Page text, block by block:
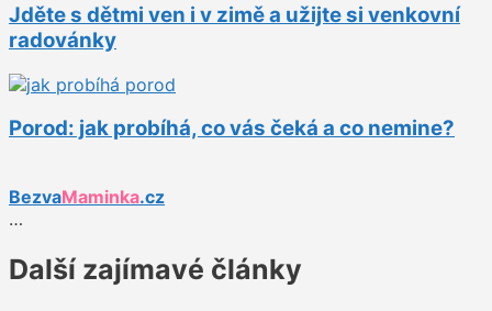
Jděte s dětmi ven i v zimě a užijte si venkovní
radovánky
Porod: jak probíhá, co vás čeká a co nemine?
BezvaMaminka.cz
…
Další zajímavé články